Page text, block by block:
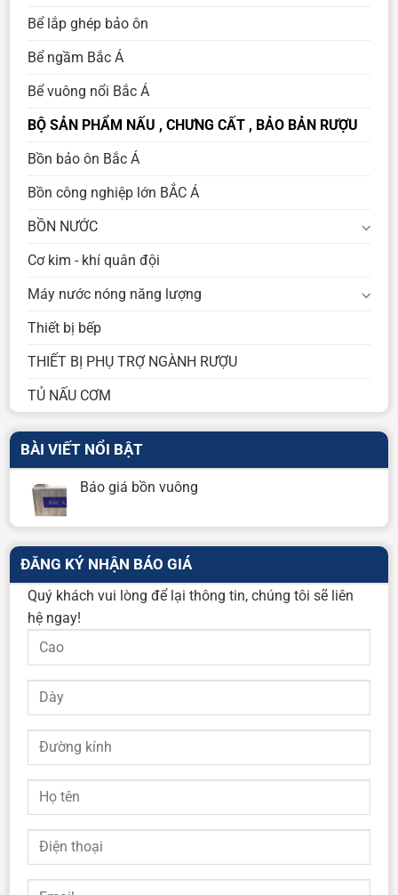
Bể lắp ghép bảo ôn
Bể ngầm Bắc Á
Bể vuông nổi Bắc Á
BỘ SẢN PHẨM NẤU , CHƯNG CẤT , BẢO BẢN RƯỢU
Bồn bảo ôn Bắc Á
Bồn công nghiệp lớn BẮC Á
BỒN NƯỚC
Cơ kim - khí quân đội
Máy nước nóng năng lượng
Thiết bị bếp
THIẾT BỊ PHỤ TRỢ NGÀNH RƯỢU
TỦ NẤU CƠM
BÀI VIẾT NỔI BẬT
Báo giá bồn vuông
ĐĂNG KÝ NHẬN BÁO GIÁ
Quý khách vui lòng để lại thông tin, chúng tôi sẽ liên
hệ ngay!